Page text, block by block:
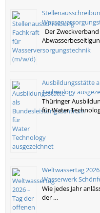
Der
Ausbildungsstätte
Technology
Thüringer
für Water
Weltwassertag
Wasserwerk
Wie jedes Jahr
der …